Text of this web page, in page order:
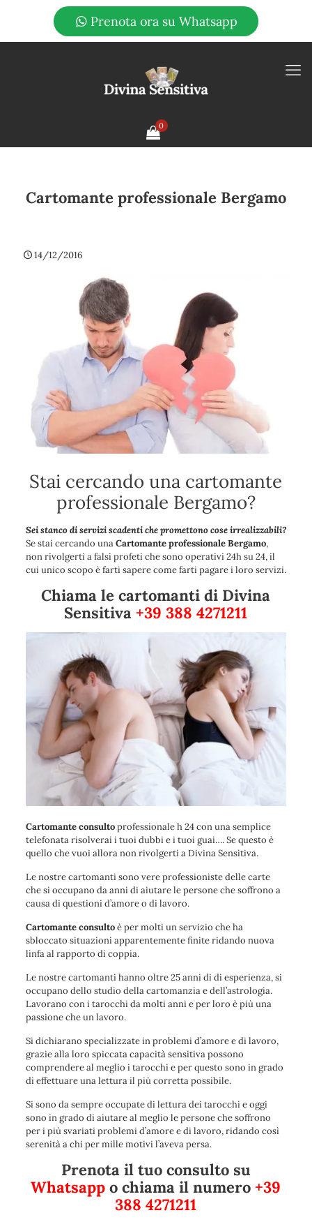
Prenota ora su Whatsapp
0
Cartomante professionale Bergamo
14/12/2016
Stai cercando una cartomante
professionale Bergamo?
Sei stanco di servizi scadenti che promettono cose irrealizzabili?
Se stai cercando unaCartomante professionale Bergamo,
non rivolgerti a falsi profeti che sono operativi 24h su 24, il
cui unico scopo è farti sapere come farti pagare i loro servizi.
Chiama le cartomanti di Divina
Sensitiva +39 388 4271211
Cartomante consultoprofessionale h 24 con una semplice
telefonata risolverai i tuoi dubbi e i tuoi guai…. Se questo è
quello che vuoi allora non rivolgerti a Divina Sensitiva.
Le nostre cartomanti sono vere professioniste delle carte
che si occupano da anni di aiutare le persone che soffrono a
causa di questioni d’amore o di lavoro.
Cartomante consultoè per molti un servizio che ha
sbloccato situazioni apparentemente finite ridando nuova
linfa al rapporto di coppia.
Le nostre cartomanti hanno oltre 25 anni di di esperienza, si
occupano dello studio della cartomanzia e dell’astrologia.
Lavorano con i tarocchi da molti anni e per loro è più una
passione che un lavoro.
Si dichiarano specializzate in problemi d’amore e di lavoro,
grazie alla loro spiccata capacità sensitiva possono
comprendere al meglio i tarocchi e per questo sono in grado
di effettuare una lettura il più corretta possibile.
Si sono da sempre occupate di lettura dei tarocchi e oggi
sono in grado di aiutare al meglio le persone che soffrono
per i più svariati problemi d’amore e di lavoro, ridando così
serenità a chi per mille motivi l’aveva persa.
Prenota il tuo consulto su
Whatsapp o chiama il numero +39
388 4271211